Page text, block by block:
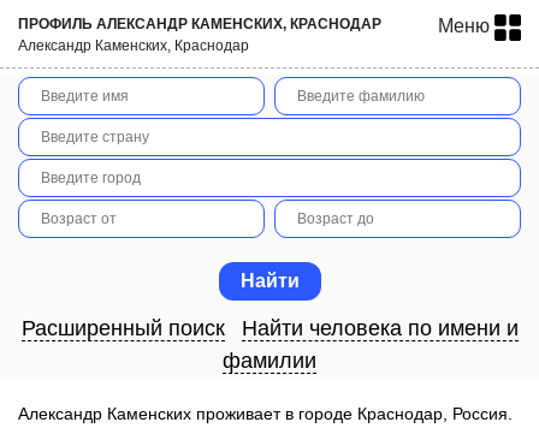
ПРОФИЛЬ АЛЕКСАНДР КАМЕНСКИХ, КРАСНОДАР
Александр Каменских, Краснодар
Меню
Расширенный поиск
Найти человека по имени и
фамилии
Александр Каменских проживает в городе Краснодар, Россия.